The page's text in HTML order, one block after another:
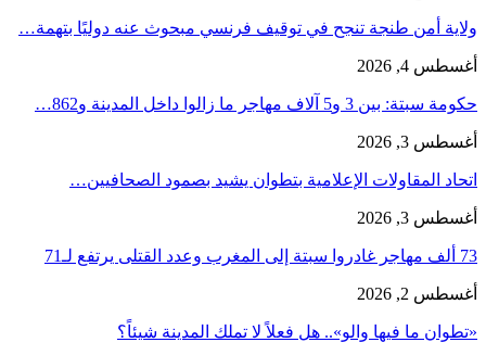
ولاية أمن طنجة تنجح في توقيف فرنسي مبحوث عنه دوليًا بتهمة…
أغسطس 4, 2026
حكومة سبتة: بين 3 و5 آلاف مهاجر ما زالوا داخل المدينة و862…
أغسطس 3, 2026
اتحاد المقاولات الإعلامية بتطوان يشيد بصمود الصحافيين…
أغسطس 3, 2026
73 ألف مهاجر غادروا سبتة إلى المغرب وعدد القتلى يرتفع لـ71
أغسطس 2, 2026
«تطوان ما فيها والو».. هل فعلاً لا تملك المدينة شيئاً؟